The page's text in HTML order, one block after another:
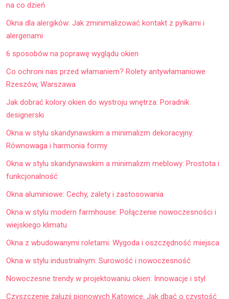
na co dzień
Okna dla alergików: Jak zminimalizować kontakt z pyłkami i
alergenami
6 sposobów na poprawę wyglądu okien
Co ochroni nas przed włamaniem? Rolety antywłamaniowe
Rzeszów, Warszawa
Jak dobrać kolory okien do wystroju wnętrza: Poradnik
designerski
Okna w stylu skandynawskim a minimalizm dekoracyjny:
Równowaga i harmonia formy
Okna w stylu skandynawskim a minimalizm meblowy: Prostota i
funkcjonalność
Okna aluminiowe: Cechy, zalety i zastosowania
Okna w stylu modern farmhouse: Połączenie nowoczesności i
wiejskiego klimatu
Okna z wbudowanymi roletami: Wygoda i oszczędność miejsca
Okna w stylu industrialnym: Surowość i nowoczesność
Nowoczesne trendy w projektowaniu okien: Innowacje i styl
Czyszczenie żaluzji pionowych Katowice. Jak dbać o czystość